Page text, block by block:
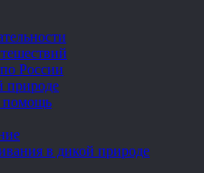
России
природе
помощь
в дикой природе